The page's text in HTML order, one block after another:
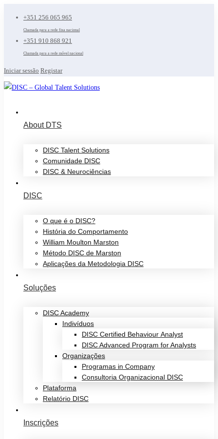
+351 256 065 965
Chamada para a rede fixa nacional
+351 910 868 921
Chamada para a rede móvel nacional
Iniciar sessão Registar
About DTS
DISC Talent Solutions
Comunidade DISC
DISC & Neurociências
DISC
O que é o DISC?
História do Comportamento
William Moulton Marston
Método DISC de Marston
Aplicações da Metodologia DISC
Soluções
DISC Academy
Indivíduos
DISC Certified Behaviour Analyst
DISC Advanced Program for Analysts
Organizações
Programas in Company
Consultoria Organizacional DISC
Plataforma
Relatório DISC
Inscrições